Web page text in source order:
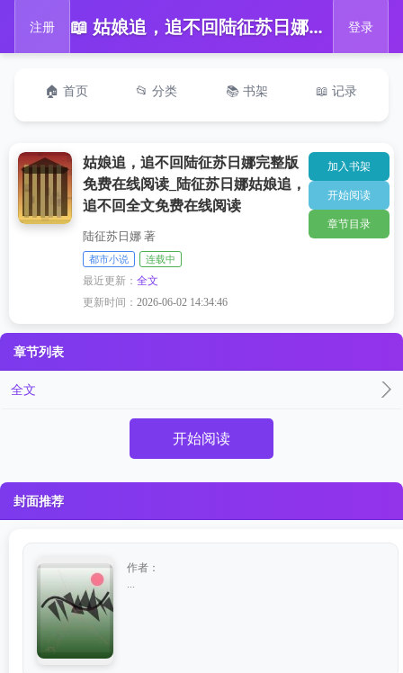
注册 📖 姑娘追，追不回陆征苏日娜完整版免费在线阅读_陆征苏日娜姑娘追，追不回全文免费在线阅读 登录
🏠 首页 📂 分类 📚 书架 📖 记录
姑娘追，追不回陆征苏日娜完整版
免费在线阅读_陆征苏日娜姑娘追，
追不回全文免费在线阅读
陆征苏日娜 著
都市小说 连载中
最近更新：全文
更新时间：2026-06-02 14:34:46
加入书架
开始阅读
章节目录
章节列表
全文
开始阅读
封面推荐
作者：